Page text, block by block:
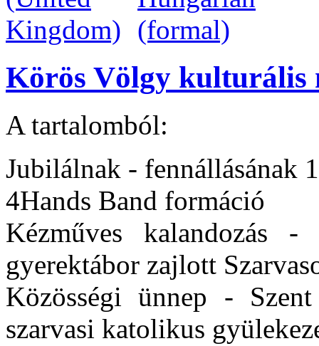
Körös Völgy kulturális
A tartalomból:
Jubilálnak - fennállásának
4Hands Band formáció
Kézműves kalandozás
gyerektábor zajlott
Közösségi ünnep -
szarvasi katolikus